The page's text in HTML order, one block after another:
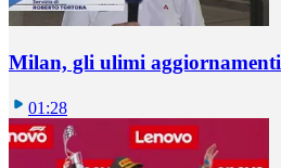
Milan, gli ulimi aggiornamenti
01:28